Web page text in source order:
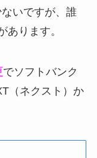
いですが、誰
あります。
でソフトバンク
（ネクスト）か